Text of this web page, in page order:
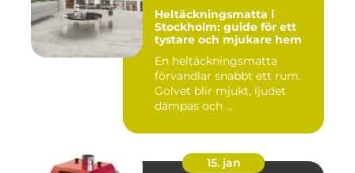
Heltäckningsmatta i
Stockholm: guide för ett
tystare och mjukare hem
En heltäckningsmatta
förvandlar snabbt ett rum.
Golvet blir mjukt, ljudet
dämpas och ...
15. jan